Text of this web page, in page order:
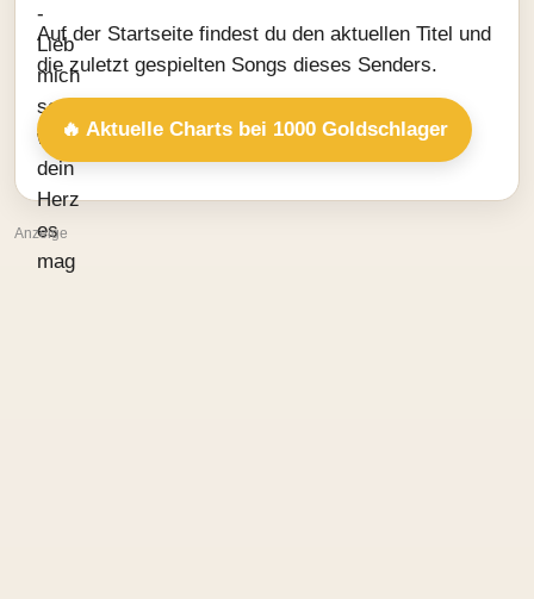
Auf der Startseite findest du den aktuellen Titel und
die zuletzt gespielten Songs dieses Senders.
🔥 Aktuelle Charts bei 1000 Goldschlager
Anzeige